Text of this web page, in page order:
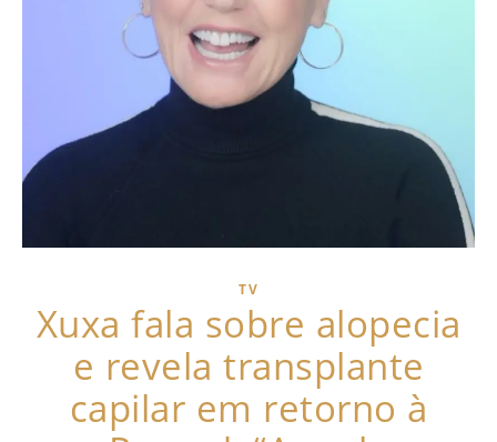
TV
Xuxa fala sobre alopecia
e revela transplante
capilar em retorno à